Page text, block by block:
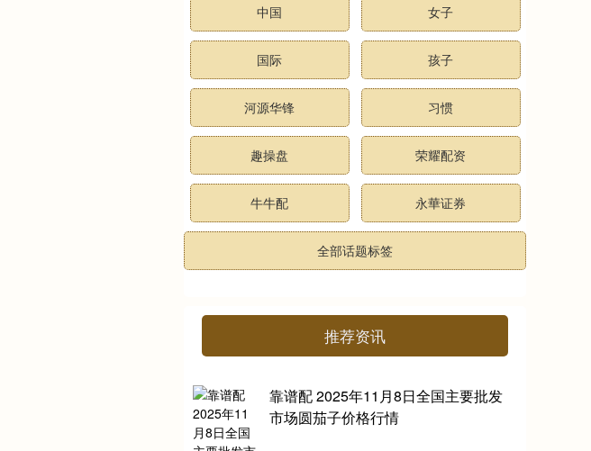
中国 女子
国际 孩子
河源华锋 习惯
趣操盘 荣耀配资
牛牛配 永華证券
全部话题标签
推荐资讯
靠谱配 2025年11月8日全国主要批发
市场圆茄子价格行情